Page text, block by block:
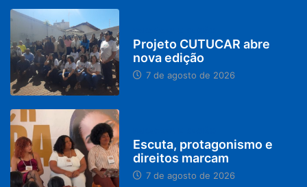
Projeto CUTUCAR abre
nova edição
7 de agosto de 2026
Escuta, protagonismo e
direitos marcam
7 de agosto de 2026